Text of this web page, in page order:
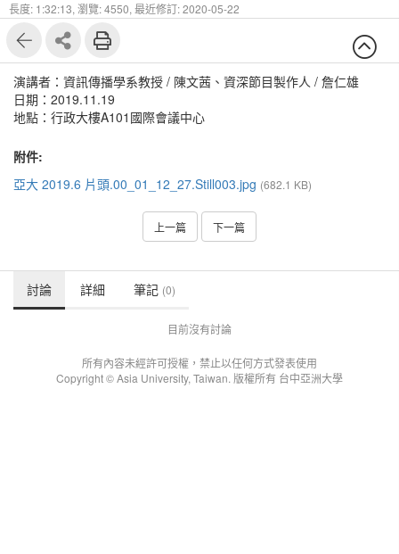
長度: 1:32:13, 瀏覽: 4550, 最近修訂: 2020-05-22
演講者：資訊傳播學系教授 / 陳文茜、資深節目製作人 / 詹仁雄
日期：2019.11.19
地點：行政大樓A101國際會議中心
附件:
亞大 2019.6 片頭.00_01_12_27.Still003.jpg (682.1 KB)
上一篇 下一篇
討論 詳細 筆記 (0)
目前沒有討論
所有內容未經許可授權，禁止以任何方式發表使用
Copyright © Asia University, Taiwan. 版權所有 台中亞洲大學